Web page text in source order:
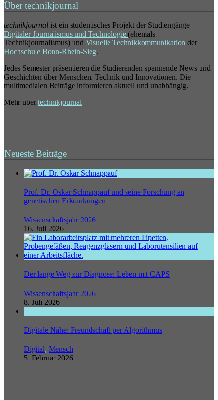
Über technikjournal
technikjournal ist ein studentisches Projekt der Studiengänge
Digitaler Journalismus und Technologie (ehemals
Technikjournalismus) und Visuelle Technikkommunikation der
Hochschule Bonn-Rhein-Sieg.
Jedes Semester präsentieren die Studierenden spannende News und
Geschichten über Menschen, Technik und Innovationen. Die
multimedialen Beiträge informieren aktuell und unabhängig.
Mehr über technikjournal
Neueste Beiträge
Prof. Dr. Oskar Schnappauf und seine Forschung an
genetischen Erkrankungen
Wissenschaftsjahr 2026
16. Juli 2026
Der lange Weg zur Diagnose: Leben mit CAPS
Wissenschaftsjahr 2026
8. Juli 2026
Digitale Nähe: Freundschaft per Algorithmus
Digital, Mensch
5. Februar 2026